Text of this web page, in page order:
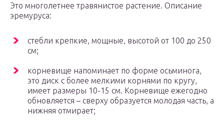
Это многолетнее травянистое растение. Описание
эремуруса:
стебли крепкие, мощные, высотой от 100 до 250
см;
корневище напоминает по форме осьминога,
это диск с более мелкими корнями по кругу,
имеет размеры 10-15 см. Корневище ежегодно
обновляется – сверху образуется молодая часть, а
нижняя отмирает;